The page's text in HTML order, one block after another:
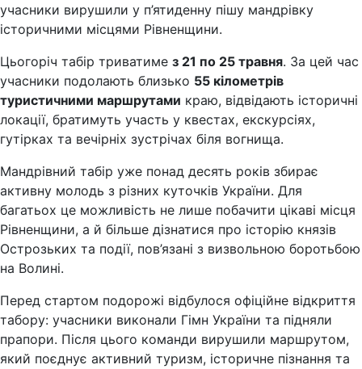
учасники вирушили у п’ятиденну пішу мандрівку
історичними місцями Рівненщини.
Цьогоріч табір триватиме з 21 по 25 травня. За цей час
учасники подолають близько 55 кілометрів
туристичними маршрутами краю, відвідають історичні
локації, братимуть участь у квестах, екскурсіях,
гутірках та вечірніх зустрічах біля вогнища.
Мандрівний табір уже понад десять років збирає
активну молодь з різних куточків України. Для
багатьох це можливість не лише побачити цікаві місця
Рівненщини, а й більше дізнатися про історію князів
Острозьких та події, пов’язані з визвольною боротьбою
на Волині.
Перед стартом подорожі відбулося офіційне відкриття
табору: учасники виконали Гімн України та підняли
прапори. Після цього команди вирушили маршрутом,
який поєднує активний туризм, історичне пізнання та